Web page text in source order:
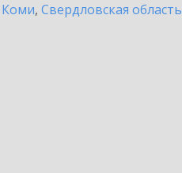
Коми, Свердловская область